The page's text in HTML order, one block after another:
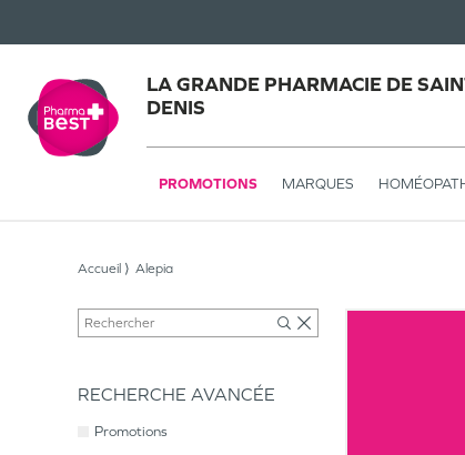
LA GRANDE PHARMACIE DE
DENIS
PROMOTIONS MARQUES
Accueil Alepia
RECHERCHE AVANCÉE
Promotions